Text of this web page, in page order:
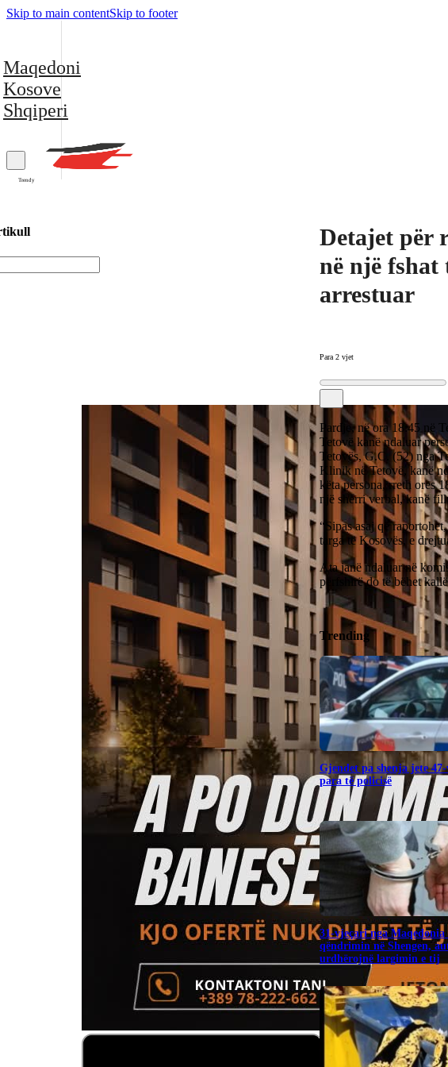
Skip to main contentSkip to footer
Maqedoni
Kosove
Shqiperi
Trendy
Detajet për
në një fshat
arrestuar
Para 2 vjet
Pardje, në ora 18:45 në
Tetovë kanë ndaluar
Tetovës, G.C. (52) nga
Klinik në Tetovë, kanë
këta persona, rreth ores
një sherri verbal, kanë
“Sipas asaj që
targa të Kosovës, e
Ata janë ndaluar në
përfshirë do të bëhet
Trending
Gjendet pa shenja jete
para të policisë
31-vjeçari nga
qëndrimin në Shengen,
urdhërojnë largimin e tij